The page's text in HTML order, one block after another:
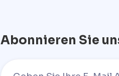
Abonnieren Sie